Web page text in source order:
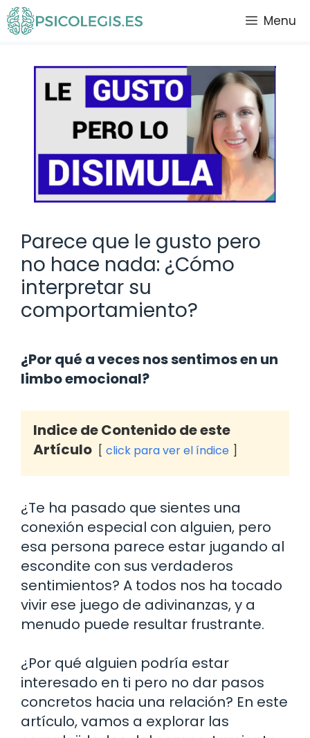
Saltar
al
Menu
Parece que le gusto pero
no hace nada: ¿Cómo
interpretar su
comportamiento?
¿Por qué a veces nos sentimos en un
limbo emocional?
Indice de Contenido de este
Artículo
click para ver el índice
¿Te ha pasado que sientes una
conexión especial con alguien, pero
esa persona parece estar jugando al
escondite con sus verdaderos
sentimientos? A todos nos ha tocado
vivir ese juego de adivinanzas, y a
menudo puede resultar frustrante.
¿Por qué alguien podría estar
interesado en ti pero no dar pasos
concretos hacia una relación? En este
artículo, vamos a explorar las